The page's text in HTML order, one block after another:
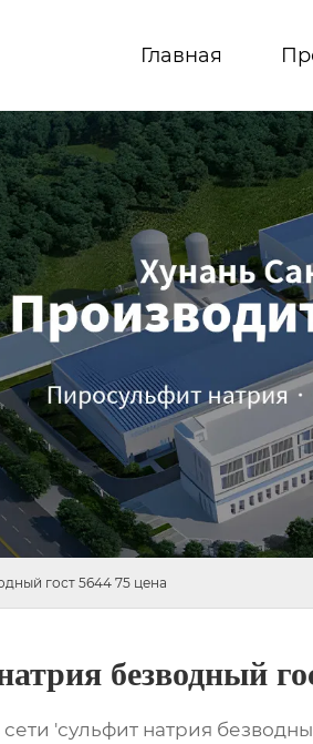
Главная
гост 5644 75 цена
безводный
'сульфит натрия